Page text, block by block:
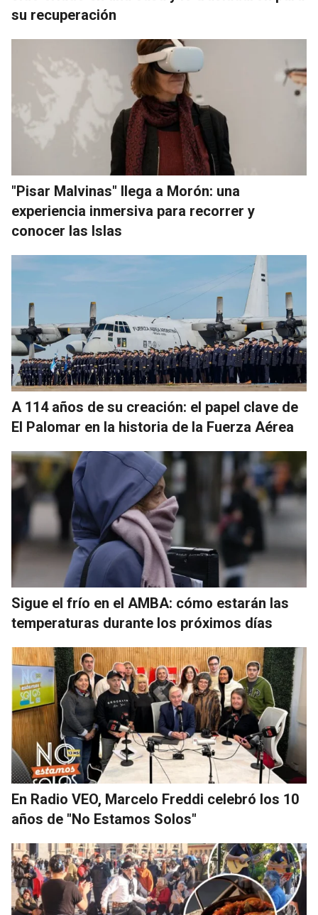
su recuperación
"Pisar Malvinas" llega a Morón: una
experiencia inmersiva para recorrer y
conocer las Islas
A 114 años de su creación: el papel clave de
El Palomar en la historia de la Fuerza Aérea
Sigue el frío en el AMBA: cómo estarán las
temperaturas durante los próximos días
En Radio VEO, Marcelo Freddi celebró los 10
años de "No Estamos Solos"